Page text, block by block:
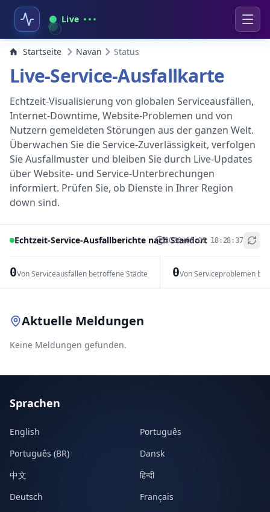
Live
Startseite Navan Status
Live-Service-Ausfallkarte
Echtzeit-Visualisierung von globalen Serviceausfällen,
Internet-Downtime, Website-Problemen und von
Nutzern gemeldeten Störungen aus der ganzen Welt.
Überwachen Sie die Service-Zuverlässigkeit, verfolgen
Sie Ausfallmuster und bleiben Sie durch Live-Updates
über Website- und Service-Unterbrechungen
informiert. Prüfen Sie, ob Dienste in Ihrer Region
down sind.
Echtzeit-Service-Ausfallberichte nach Standort
2026-08-06 18:28:37
0Von Serviceausfällen betroffene Städte 0Von Serviceproblemen
+
Aktuelle Meldungen
Keine Meldungen gefunden.
Sprachen
English
Português
Português (BR)
Dansk
中文
हिन्दी
Deutsch
Français